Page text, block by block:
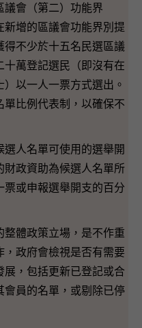
議會（第二）功能界
新增的區議會功能界別提
得不少於十五名民選區議
十萬登記選民（即沒有在
以一人一票方式選出。
比例代表制，以確保不
人名單可使用的選舉開
財政資助為候選人名單所
或申報選舉開支的百分
體政策立場，是不作重
，政府會檢視是否有需要
，包括更新已登記或合
會員的名單，或剔除已停